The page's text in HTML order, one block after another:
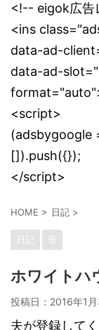
<!-- eigok広告
<ins
data-ad-
data-ad-
<script>
(adsbygoogle
[]).push({});
</script>
HOME > 日記 >
日記 母
ホワイトハ
投稿日： 2016年1
夫が登録して